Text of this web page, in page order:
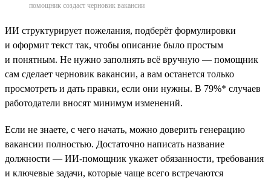
помощник создаст черновик вакансии
ИИ структурирует пожелания, подберёт формулировки
и оформит текст так, чтобы описание было простым
и понятным. Не нужно заполнять всё вручную — помощник
сам сделает черновик вакансии, а вам останется только
просмотреть и дать правки, если они нужны. В 79%* случаев
работодатели вносят минимум изменений.
Если не знаете, с чего начать, можно доверить генерацию
вакансии полностью. Достаточно написать название
должности — ИИ-помощник укажет обязанности, требования
и ключевые задачи, которые чаще всего встречаются